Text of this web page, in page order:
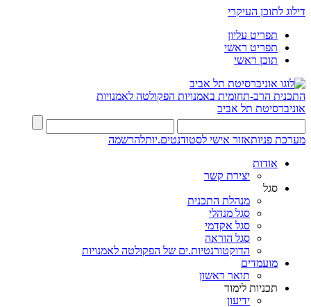
דילוג לתוכן העיקרי
תפריט עליון
תפריט ראשי
תוכן ראשי
התכנית הרב-תחומית באמנויות הפקולטה לאמנויות
אוניברסיטת תל אביב
מערכת פניותאזור אישי לסטודנטים.יותלהרשמה
אודות
יצירת קשר
סגל
מנהלת התכנית
סגל מנהלי
סגל אקדמי
סגל הוראה
הדוקטורנטיות.ים של הפקולטה לאמנויות
מועמדים
תואר ראשון
תכניות לימוד
ידיעון